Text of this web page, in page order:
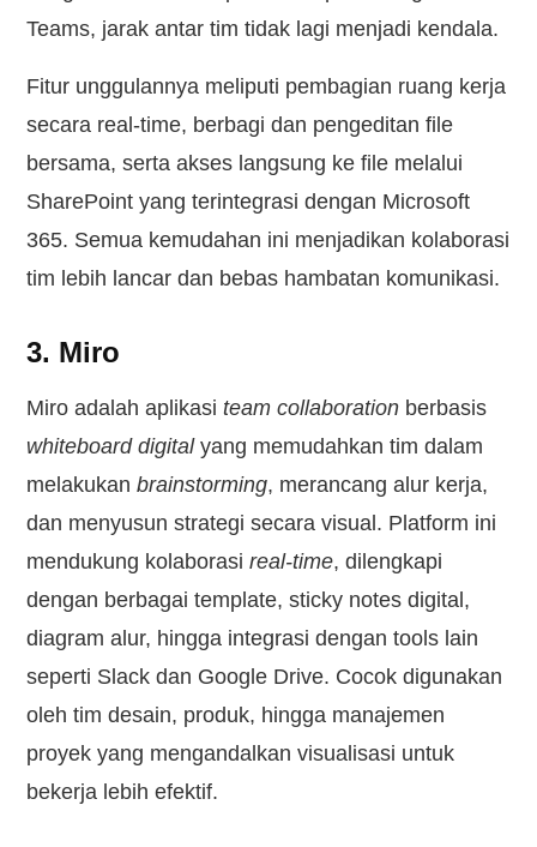
Teams, jarak antar tim tidak lagi menjadi kendala.
Fitur unggulannya meliputi pembagian ruang kerja
secara real-time, berbagi dan pengeditan file
bersama, serta akses langsung ke file melalui
SharePoint yang terintegrasi dengan Microsoft
365. Semua kemudahan ini menjadikan kolaborasi
tim lebih lancar dan bebas hambatan komunikasi.
3. Miro
Miro adalah aplikasiteam collaboration berbasis
whiteboard digitalyang memudahkan tim dalam
melakukanbrainstorming, merancang alur kerja,
dan menyusun strategi secara visual. Platform ini
mendukung kolaborasireal-time, dilengkapi
dengan berbagai template, sticky notes digital,
diagram alur, hingga integrasi dengan tools lain
seperti Slack dan Google Drive. Cocok digunakan
oleh tim desain, produk, hingga manajemen
proyek yang mengandalkan visualisasi untuk
bekerja lebih efektif.